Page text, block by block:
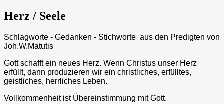
Herz / Seele
Schlagworte - Gedanken - Stichworte aus den Predigten von
Joh.W.Matutis
Gott schafft ein neues Herz. Wenn Christus unser Herz
erfüllt, dann produzieren wir ein christliches, erfülltes,
geistliches, herrliches Leben.
Vollkommenheit ist Übereinstimmung mit Gott.